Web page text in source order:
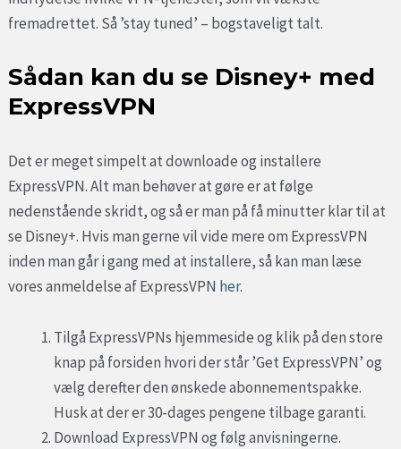
fremadrettet. Så ’stay tuned’ – bogstaveligt talt.
Sådan kan du se Disney+ med
ExpressVPN
Det er meget simpelt at downloade og installere
ExpressVPN. Alt man behøver at gøre er at følge
nedenstående skridt, og så er man på få minutter klar til at
se Disney+. Hvis man gerne vil vide mere om ExpressVPN
inden man går i gang med at installere, så kan man læse
vores anmeldelse af ExpressVPN her.
Tilgå ExpressVPNs hjemmeside og klik på den store
knap på forsiden hvori der står ’Get ExpressVPN’ og
vælg derefter den ønskede abonnementspakke.
Husk at der er 30-dages pengene tilbage garanti.
Download ExpressVPN og følg anvisningerne.